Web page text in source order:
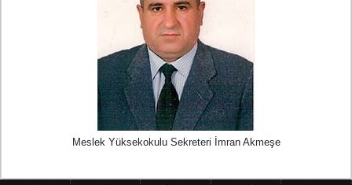
Meslek Yüksekokulu Sekreteri İmran Akmeşe